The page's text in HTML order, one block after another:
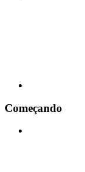
Começando